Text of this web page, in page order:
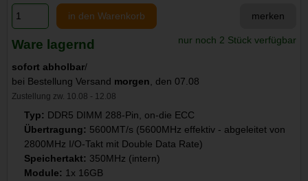
in den Warenkorb merken
Ware lagernd nur noch 2 Stück verfügbar
sofort abholbar/
bei Bestellung Versand morgen, den 07.08
Zustellung zw. 10.08 - 12.08
Typ: DDR5 DIMM 288-Pin, on-die ECC
Übertragung: 5600MT/s (5600MHz effektiv - abgeleitet von
2800MHz I/O-Takt mit Double Data Rate)
Speichertakt: 350MHz (intern)
Module: 1x 16GB